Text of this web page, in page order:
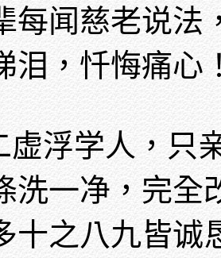
每闻慈老说法
泪，忏悔痛心
虚浮学人，只
洗一净，完全
十之八九皆诚